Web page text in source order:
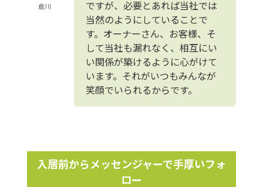
倉川
ですが、必要とあれば当社では
当然のようにしていることで
す。オーナーさん、お客様、そ
して当社も漏れなく、相互にい
い関係が築けるように心がけて
います。それがいつもみんなが
笑顔でいられるからです。
入居前からメッセンジャーで手厚いフォ
ロー